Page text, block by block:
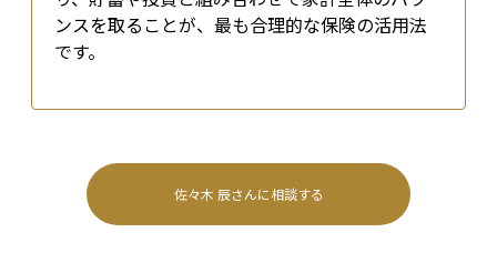
ンスを取ることが、最も合理的な保険の活用法
です。
佐々木 辰さんに相談する